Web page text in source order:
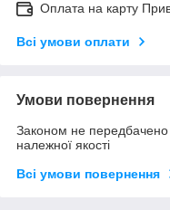
Оплата на карту
Всі умови оплати
Умови повернення
Законом не передбачено
належної якості
Всі умови повернення